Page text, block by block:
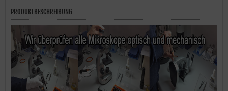
PRODUKTBESCHREIBUNG